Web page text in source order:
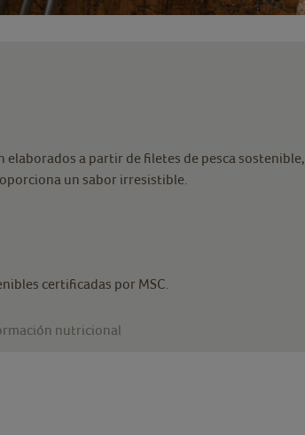
elaborados a partir de filetes de pesca sostenible,
un sabor irresistible.
certificadas por MSC.
nutricional